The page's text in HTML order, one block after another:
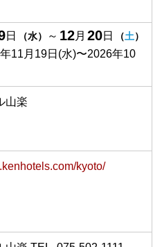
日 （水） ～ 12 月 20日 （土）
11月19日(水)〜2026年10
山楽
kyoto/